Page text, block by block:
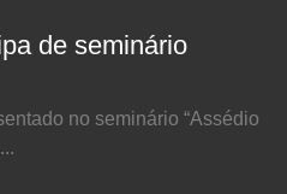
de seminário
no seminário “Assédio